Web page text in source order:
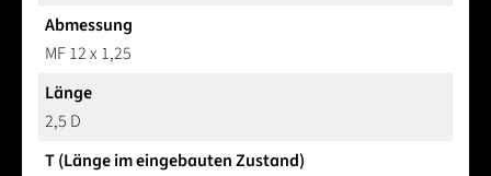
Abmessung
MF 12 x 1,25
Länge
2,5 D
T (Länge im eingebauten Zustand)